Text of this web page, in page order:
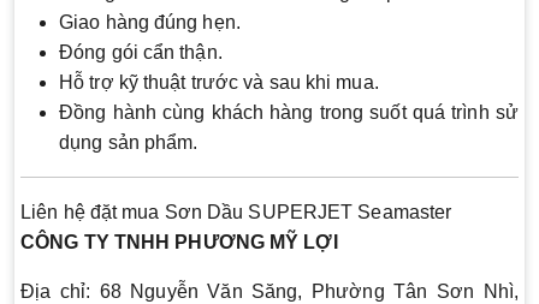
Giao hàng đúng hẹn.
Đóng gói cẩn thận.
Hỗ trợ kỹ thuật trước và sau khi mua.
Đồng hành cùng khách hàng trong suốt quá trình sử
dụng sản phẩm.
Liên hệ đặt mua Sơn Dầu SUPERJET Seamaster
CÔNG TY TNHH PHƯƠNG MỸ LỢI
Địa chỉ: 68 Nguyễn Văn Săng, Phường Tân Sơn Nhì,